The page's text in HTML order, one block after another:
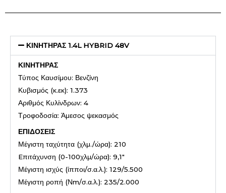
ΚΙΝΗΤΗΡΑΣ 1.4L HYBRID 48V
ΚΙΝΗΤΗΡΑΣ
Τύπος Καυσίμου: Βενζίνη
Κυβισμός (κ.εκ): 1.373
Αριθμός Κυλίνδρων: 4
Τροφοδοσία: Άμεσος ψεκασμός
ΕΠΙΔΟΣΕΙΣ
Μέγιστη ταχύτητα (χλμ./ώρα): 210
Eπιτάχυνση (0-100χλμ/ώρα): 9,1″
Μέγιστη ισχύς (ίπποι/σ.α.λ.): 129/5.500
Μέγιστη ροπή (Νm/σ.α.λ.): 235/2.000